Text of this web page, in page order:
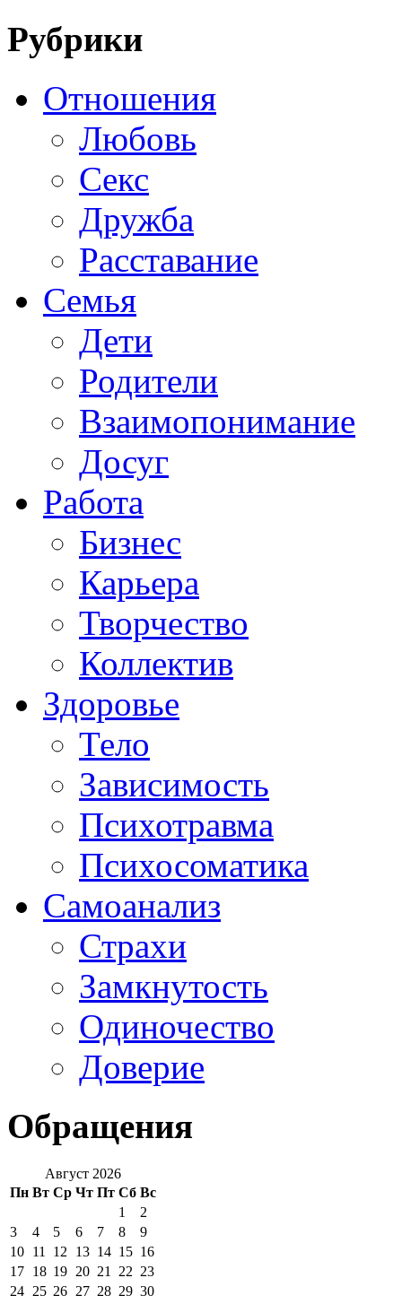
Рубрики
Отношения
Любовь
Секс
Дружба
Расставание
Семья
Дети
Родители
Взаимопонимание
Досуг
Работа
Бизнес
Карьера
Творчество
Коллектив
Здоровье
Тело
Зависимость
Психотравма
Психосоматика
Самоанализ
Страхи
Замкнутость
Одиночество
Доверие
Обращения
Август 2026
Пн Вт Ср Чт Пт Сб Вс
1
2
3
4 5 6 7 8
9
10 11 12 13 14 15 16
17 18 19 20 21 22 23
24 25 26 27 28 29 30